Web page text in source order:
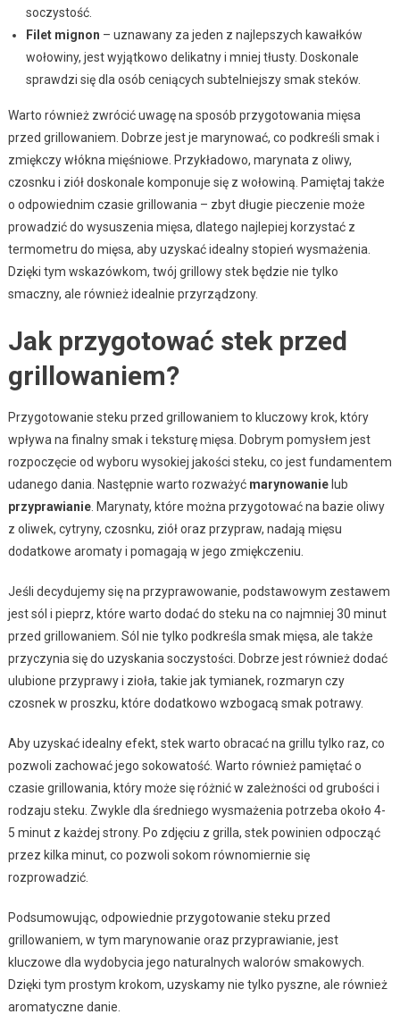
soczystość.
Filet mignon – uznawany za jeden z najlepszych kawałków
wołowiny, jest wyjątkowo delikatny i mniej tłusty. Doskonale
sprawdzi się dla osób ceniących subtelniejszy smak steków.
Warto również zwrócić uwagę na sposób przygotowania mięsa
przed grillowaniem. Dobrze jest je marynować, co podkreśli smak i
zmiękczy włókna mięśniowe. Przykładowo, marynata z oliwy,
czosnku i ziół doskonale komponuje się z wołowiną. Pamiętaj także
o odpowiednim czasie grillowania – zbyt długie pieczenie może
prowadzić do wysuszenia mięsa, dlatego najlepiej korzystać z
termometru do mięsa, aby uzyskać idealny stopień wysmażenia.
Dzięki tym wskazówkom, twój grillowy stek będzie nie tylko
smaczny, ale również idealnie przyrządzony.
Jak przygotować stek przed
grillowaniem?
Przygotowanie steku przed grillowaniem to kluczowy krok, który
wpływa na finalny smak i teksturę mięsa. Dobrym pomysłem jest
rozpoczęcie od wyboru wysokiej jakości steku, co jest fundamentem
udanego dania. Następnie warto rozważyć marynowanielub
przyprawianie. Marynaty, które można przygotować na bazie oliwy
z oliwek, cytryny, czosnku, ziół oraz przypraw, nadają mięsu
dodatkowe aromaty i pomagają w jego zmiękczeniu.
Jeśli decydujemy się na przyprawowanie, podstawowym zestawem
jest sól i pieprz, które warto dodać do steku na co najmniej 30 minut
przed grillowaniem. Sól nie tylko podkreśla smak mięsa, ale także
przyczynia się do uzyskania soczystości. Dobrze jest również dodać
ulubione przyprawy i zioła, takie jak tymianek, rozmaryn czy
czosnek w proszku, które dodatkowo wzbogacą smak potrawy.
Aby uzyskać idealny efekt, stek warto obracać na grillu tylko raz, co
pozwoli zachować jego sokowatość. Warto również pamiętać o
czasie grillowania, który może się różnić w zależności od grubości i
rodzaju steku. Zwykle dla średniego wysmażenia potrzeba około 4-
5 minut z każdej strony. Po zdjęciu z grilla, stek powinien odpocząć
przez kilka minut, co pozwoli sokom równomiernie się
rozprowadzić.
Podsumowując, odpowiednie przygotowanie steku przed
grillowaniem, w tym marynowanie oraz przyprawianie, jest
kluczowe dla wydobycia jego naturalnych walorów smakowych.
Dzięki tym prostym krokom, uzyskamy nie tylko pyszne, ale również
aromatyczne danie.